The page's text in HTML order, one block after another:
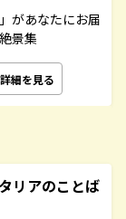
があなたにお届
景集
詳細を見る
リアのことば